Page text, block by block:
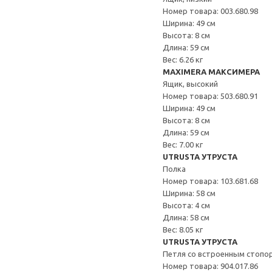
Номер товара: 003.680.98
Ширина: 49 см
Высота: 8 см
Длина: 59 см
Вес: 6.26 кг
MAXIMERA МАКСИМЕРА
Ящик, высокий
Номер товара: 503.680.91
Ширина: 49 см
Высота: 8 см
Длина: 59 см
Вес: 7.00 кг
UTRUSTA УТРУСТА
Полка
Номер товара: 103.681.68
Ширина: 58 см
Высота: 4 см
Длина: 58 см
Вес: 8.05 кг
UTRUSTA УТРУСТА
Петля со встроенным
Номер товара: 904.017.86